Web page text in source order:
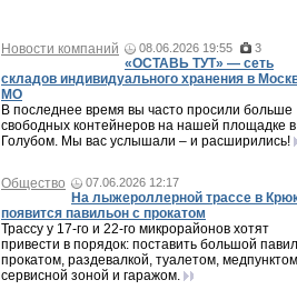
Новости компаний 08.06.2026 19:55 3
«ОСТАВЬ ТУТ» — сеть
складов индивидуального хранения в
МО
В последнее время вы часто просили больше
свободных контейнеров на нашей площадке в
Голубом. Мы вас услышали – и расширились!
Общество 07.06.2026 12:17
На лыжероллерной трассе в
появится павильон с прокатом
Трассу у 17-го и 22-го микрорайонов хотят
привести в порядок: поставить большой
прокатом, раздевалкой, туалетом,
сервисной зоной и гаражом.